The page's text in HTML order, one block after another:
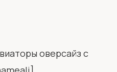
оверсайз с